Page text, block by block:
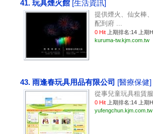
41. 玩具煙火館 [生活資訊]
提供煙火、仙女棒
配到府 ...
0 Hit 上期排名:14 上期
kuruma-tw.kjm.com.tw
43. 雨逢春玩具用品有限公司 [醫療保健]
從事兒童玩具租賃
0 Hit 上期排名:14 上期
yufengchun.kjm.com.tw